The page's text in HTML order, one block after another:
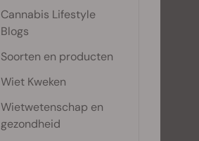
Cannabis Lifestyle
Blogs
Soorten en producten
Wiet Kweken
Wietwetenschap en
gezondheid